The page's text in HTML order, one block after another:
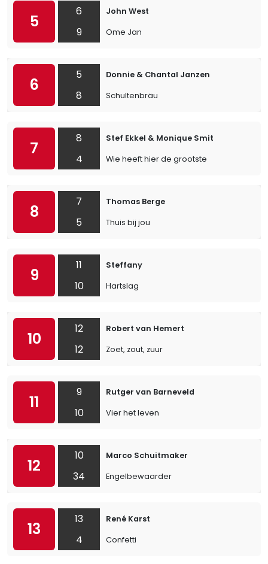
5
6
9
John West
Ome Jan
6
5
8
Donnie & Chantal Janzen
Schultenbräu
7
8
4
Stef Ekkel & Monique Smit
Wie heeft hier de grootste
8
7
5
Thomas Berge
Thuis bij jou
9
11
10
Steffany
Hartslag
10
12
12
Robert van Hemert
Zoet, zout, zuur
11
9
10
Rutger van Barneveld
Vier het leven
12
10
34
Marco Schuitmaker
Engelbewaarder
13
13
4
René Karst
Confetti